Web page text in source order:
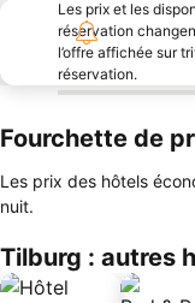
Les prix et les
réservation
l’offre affichée sur
réservation.
Fourchette de
Les prix des hôtels
nuit.
Tilburg : autres